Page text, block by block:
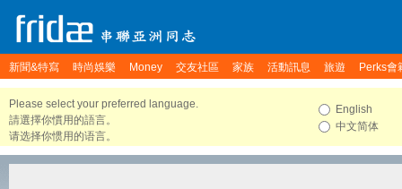
新聞&特寫 時尚娛樂 Money 交友社區 家族 活動訊息 旅遊 Perks會
Please select your preferred language.
請選擇你慣用的語言。
请选择你惯用的语言。
English
中文简体